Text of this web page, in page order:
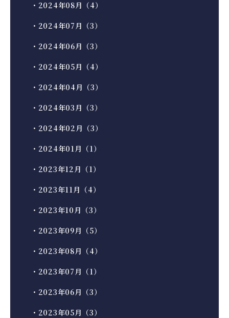
・2024年08月（4）
・2024年07月（3）
・2024年06月（3）
・2024年05月（4）
・2024年04月（3）
・2024年03月（3）
・2024年02月（3）
・2024年01月（1）
・2023年12月（1）
・2023年11月（4）
・2023年10月（3）
・2023年09月（5）
・2023年08月（4）
・2023年07月（1）
・2023年06月（3）
・2023年05月（3）